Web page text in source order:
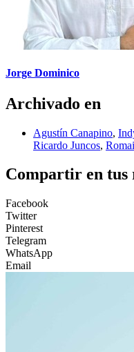
Jorge Dominico
Archivado en
Agustín Canapino,
Ricardo Juncos,
Compartir en tus
Facebook
Twitter
Pinterest
Telegram
WhatsApp
Email